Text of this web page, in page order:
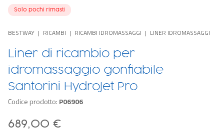
Solo pochi rimasti
BESTWAY RICAMBI RICAMBI IDROMASSAGGI LINER IDROMASSAGGI
Liner di ricambio per
idromassaggio gonfiabile
Santorini HydroJet Pro
Codice prodotto: P06906
689,00 €